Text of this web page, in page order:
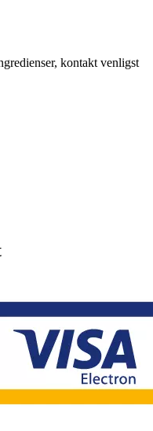
kontakt venligst